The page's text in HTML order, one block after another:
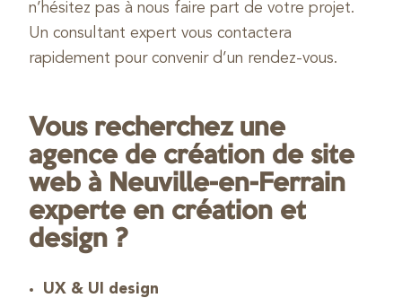
n’hésitez pas à nous faire part de votre projet.
Un consultant expert vous contactera
rapidement pour convenir d’un rendez-vous.
Vous recherchez une
agence de création de site
web à Neuville-en-Ferrain
experte en création et
design ?
UX & UI design